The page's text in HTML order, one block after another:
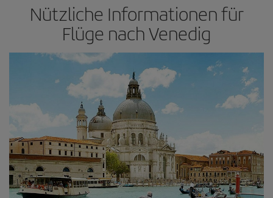
Nützliche Informationen für
Flüge nach Venedig